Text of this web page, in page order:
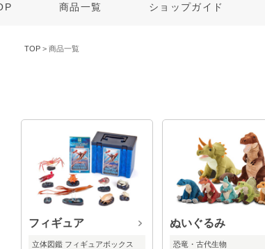
商品一覧 ショップガイド
TOP > 商品一覧
フィギュア
立体図鑑 フィギュアボックス
ぬいぐるみ
恐竜・古代生物